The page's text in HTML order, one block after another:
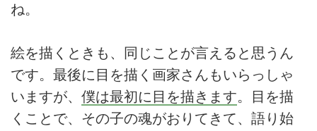
ね。
絵を描くときも、同じことが言えると思うん
です。最後に目を描く画家さんもいらっしゃ
いますが、 僕は最初に目を描きます。目を描
くことで、その子の魂がおりてきて、語り始